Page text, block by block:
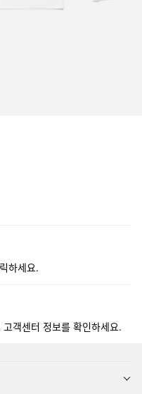
하세요.
객센터 정보를 확인하세요.